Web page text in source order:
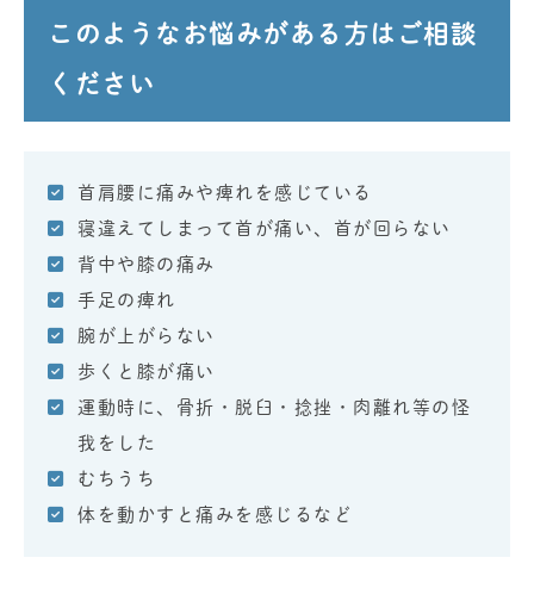
このようなお悩みがある方はご相談
ください
首肩腰に痛みや痺れを感じている
寝違えてしまって首が痛い、首が回らない
背中や膝の痛み
手足の痺れ
腕が上がらない
歩くと膝が痛い
運動時に、骨折・脱臼・捻挫・肉離れ等の怪
我をした
むちうち
体を動かすと痛みを感じるなど